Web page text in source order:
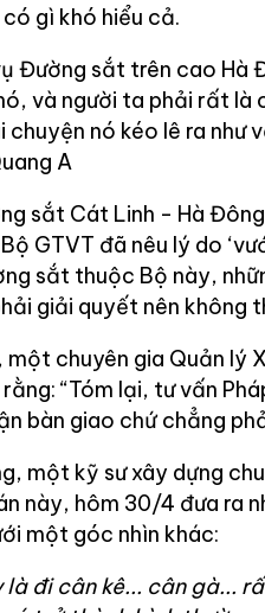
gì khó hiểu cả.
Đường sắt trên cao Hà
và người ta phải rất
chuyện nó kéo lê ra như
A
sắt Cát Linh - Hà
GTVT đã nêu lý do
sắt thuộc Bộ này,
giải quyết nên không
một chuyên gia Quản lý
“Tóm lại, tư vấn
bàn giao chứ chẳng
một kỹ sư xây dựng
này, hôm 30/4 đưa ra
một góc nhìn khác:
là đi cân kê... cân gà...